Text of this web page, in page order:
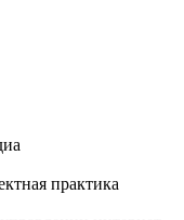
практика